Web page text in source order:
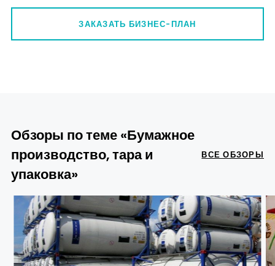
ЗАКАЗАТЬ БИЗНЕС-ПЛАН
Обзоры по теме «Бумажное
производство, тара и
упаковка»
ВСЕ ОБЗОРЫ